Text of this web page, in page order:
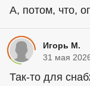
А, потом, что,
Игорь М.
31 мая
Так-то для